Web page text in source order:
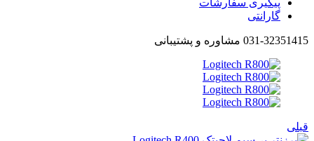
پیگیری سفارشات
گارانتی
031-32351415 مشاوره و پشتیبانی
قبلی